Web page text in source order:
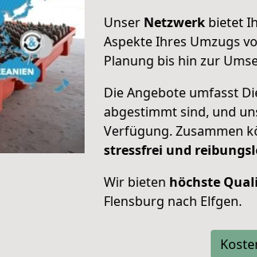
Unser Netzwerk bietet
Aspekte Ihres Umzugs
Planung bis hin zur
Die Angebote umfasst
abgestimmt sind, und
Verfügung. Zusammen
stressfrei und
Wir bieten höchste
Flensburg nach Elfgen.